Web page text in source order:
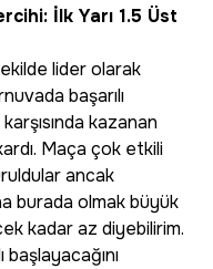
İlk Yarı 1.5 Üst
lider olarak
başarılı
kazanan
Maça çok etkili
ancak
burada olmak büyük
kadar az diyebilirim.
başlayacağını